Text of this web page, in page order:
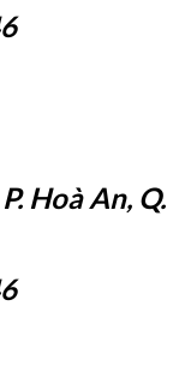
Hoà An, Q.